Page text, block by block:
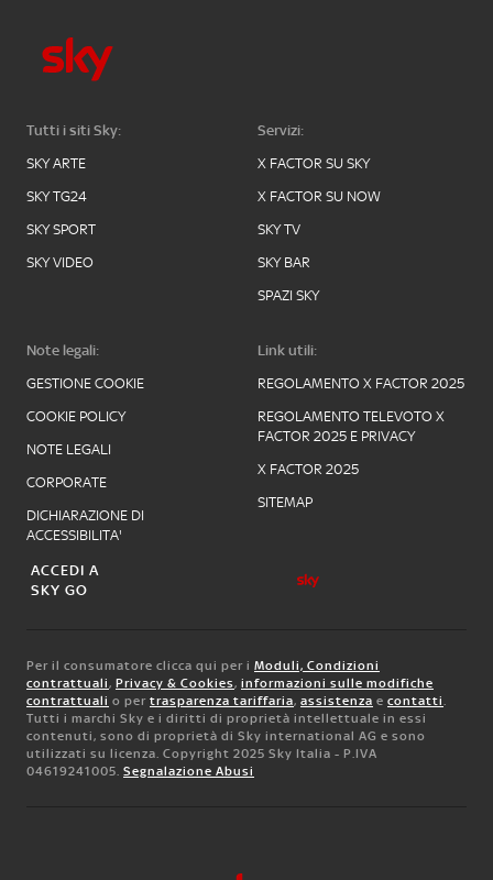
Tutti i siti Sky:
SKY ARTE
SKY TG24
SKY SPORT
SKY VIDEO
Servizi:
X FACTOR SU SKY
X FACTOR SU NOW
SKY TV
SKY BAR
SPAZI SKY
Note legali:
GESTIONE COOKIE
COOKIE POLICY
NOTE LEGALI
CORPORATE
DICHIARAZIONE DI
ACCESSIBILITA'
Link utili:
REGOLAMENTO X FACTOR 2025
REGOLAMENTO TELEVOTO X
FACTOR 2025 E PRIVACY
X FACTOR 2025
SITEMAP
ACCEDI A
SKY GO
Per il consumatore clicca qui per i Moduli, Condizioni
contrattuali, Privacy & Cookies, informazioni sulle modifiche
contrattuali o per trasparenza tariffaria, assistenza e contatti.
Tutti i marchi Sky e i diritti di proprietà intellettuale in essi
contenuti, sono di proprietà di Sky international AG e sono
utilizzati su licenza. Copyright 2025 Sky Italia - P.IVA
04619241005. Segnalazione Abusi